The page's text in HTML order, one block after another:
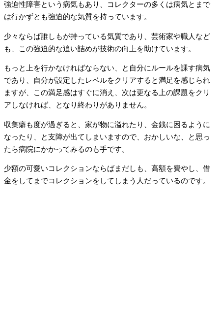
強迫性障害という病気もあり、コレクターの多くは病気とまで
は行かずとも強迫的な気質を持っています。
少々ならば誰しもが持っている気質であり、芸術家や職人など
も、この強迫的な追い詰めが技術の向上を助けています。
もっと上を行かなければならない、と自分にルールを課す病気
であり、自分が設定したレベルをクリアすると満足を感じられ
ますが、この満足感はすぐに消え、次は更なる上の課題をクリ
アしなければ、となり終わりがありません。
収集癖も度が過ぎると、家が物に溢れたり、金銭に困るように
なったり、と支障が出てしまいますので、おかしいな、と思っ
たら病院にかかってみるのも手です。
少額の可愛いコレクションならばまだしも、高額を費やし、借
金をしてまでコレクションをしてしまう人だっているのです。